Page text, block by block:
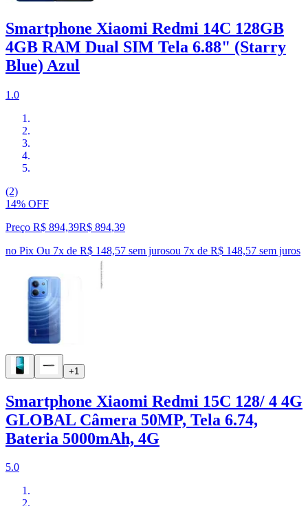
Smartphone Xiaomi Redmi 14C 128GB
4GB RAM Dual SIM Tela 6.88" (Starry
Blue) Azul
1.0
(2)
14% OFF
Preço R$ 894,39R$ 894,39
no Pix Ou 7x de R$ 148,57 sem jurosou 7x de R$ 148,57 sem juros
+1
Smartphone Xiaomi Redmi 15C 128/ 4 4G
GLOBAL Câmera 50MP, Tela 6.74,
Bateria 5000mAh, 4G
5.0